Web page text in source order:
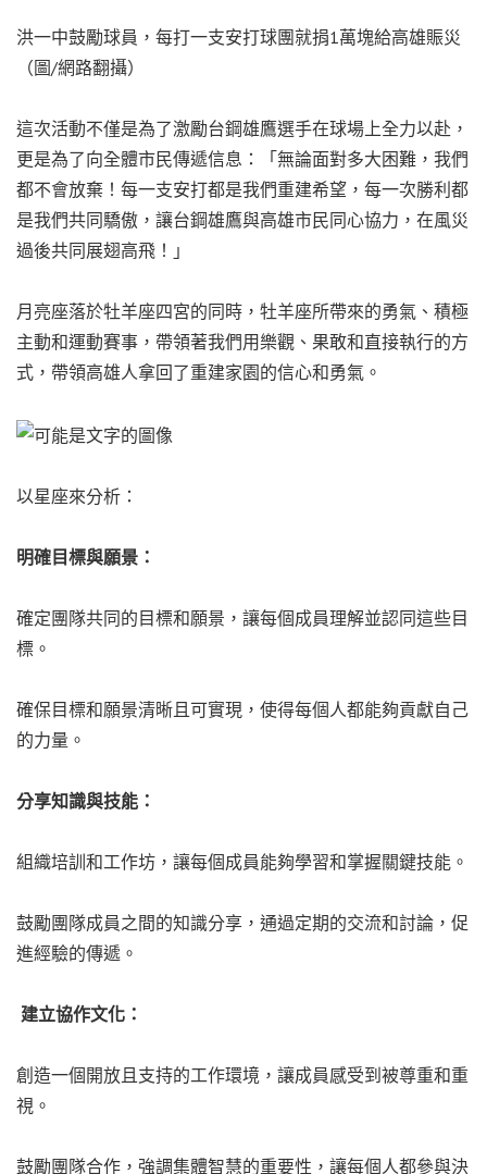
洪一中鼓勵球員，每打一支安打球團就捐1萬塊給高雄賑災
（圖/網路翻攝）
這次活動不僅是為了激勵台鋼雄鷹選手在球場上全力以赴，
更是為了向全體市民傳遞信息：「無論面對多大困難，我們
都不會放棄！每一支安打都是我們重建希望，每一次勝利都
是我們共同驕傲，讓台鋼雄鷹與高雄市民同心協力，在風災
過後共同展翅高飛！」
月亮座落於牡羊座四宮的同時，牡羊座所帶來的勇氣、積極
主動和運動賽事，帶領著我們用樂觀、果敢和直接執行的方
式，帶領高雄人拿回了重建家園的信心和勇氣。
以星座來分析：
明確目標與願景：
確定團隊共同的目標和願景，讓每個成員理解並認同這些目
標。
確保目標和願景清晰且可實現，使得每個人都能夠貢獻自己
的力量。
分享知識與技能：
組織培訓和工作坊，讓每個成員能夠學習和掌握關鍵技能。
鼓勵團隊成員之間的知識分享，通過定期的交流和討論，促
進經驗的傳遞。
建立協作文化：
創造一個開放且支持的工作環境，讓成員感受到被尊重和重
視。
鼓勵團隊合作，強調集體智慧的重要性，讓每個人都參與決